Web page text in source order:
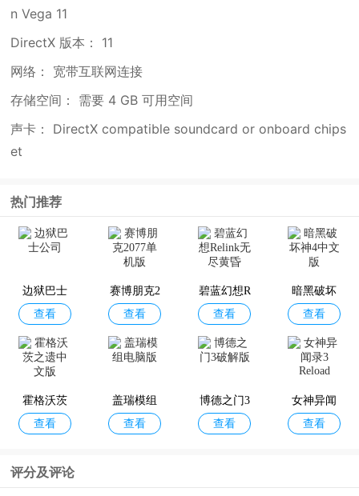
n Vega 11
DirectX 版本： 11
网络： 宽带互联网连接
存储空间： 需要 4 GB 可用空间
声卡： DirectX compatible soundcard or onboard chips
et
热门推荐
边狱巴士
公司
查看
赛博朋克2
077单机版
查看
碧蓝幻想R
elink无尽
黄昏
查看
暗黑破坏
神4中文版
查看
霍格沃茨
之遗中文
查看
盖瑞模组
电脑版
查看
博德之门3
破解版
查看
女神异闻
录3 Reload
查看
评分及评论